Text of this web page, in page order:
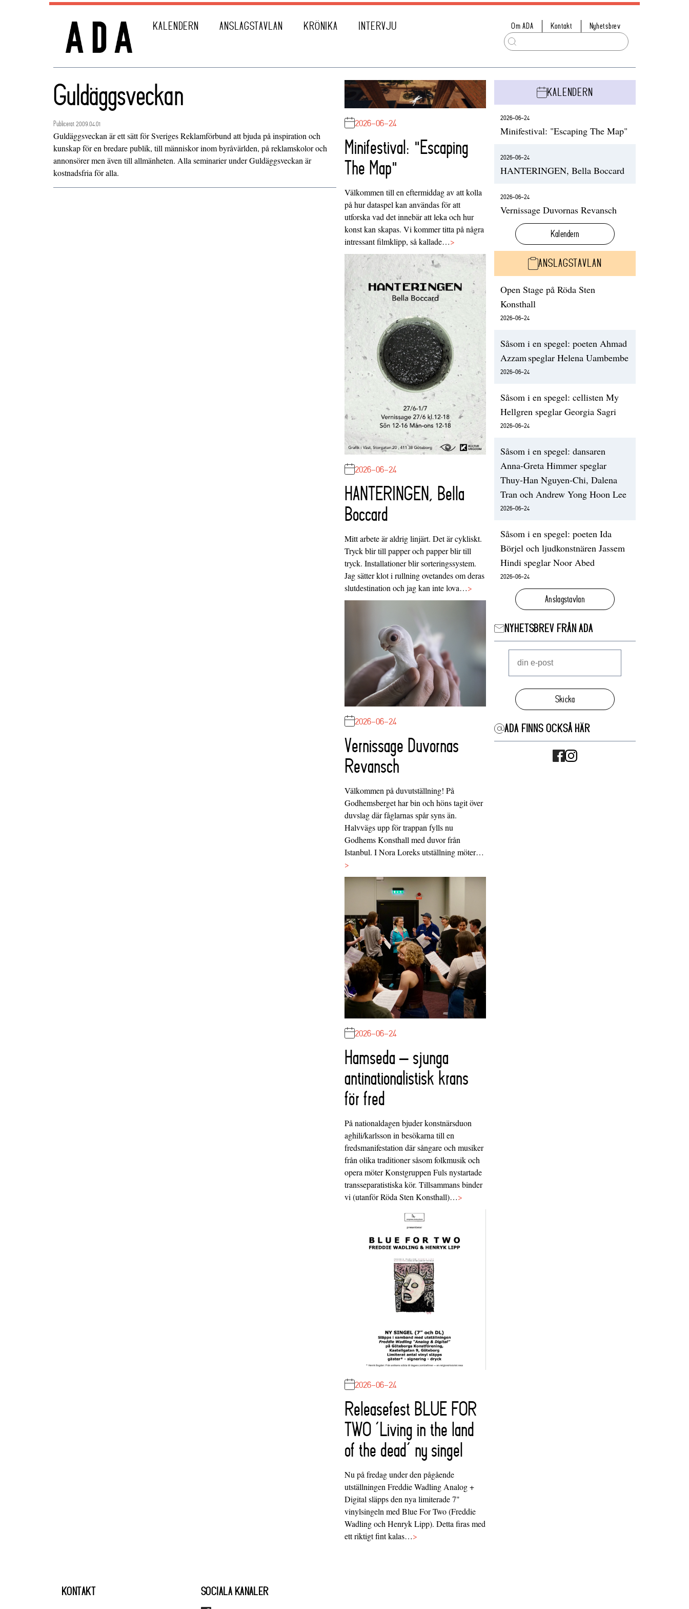
KALENDERN ANSLAGSTAVLAN KRÖNIKA INTERVJU Om ADA Kontakt Nyhetsbrev
Guldäggsveckan
Publicerat 2009.04.01
Guldäggsveckan är ett sätt för Sveriges Reklamförbund att bjuda på inspiration och
kunskap för en bredare publik, till människor inom byråvärlden, på reklamskolor och
annonsörer men även till allmänheten. Alla seminarier under Guldäggsveckan är
kostnadsfria för alla.
2026-06-24
Minifestival: "Escaping
The Map"
Välkommen till en eftermiddag av att kolla
på hur dataspel kan användas för att
utforska vad det innebär att leka och hur
konst kan skapas. Vi kommer titta på några
intressant filmklipp, så kallade…>
2026-06-24
HANTERINGEN, Bella
Boccard
Mitt arbete är aldrig linjärt. Det är cykliskt.
Tryck blir till papper och papper blir till
tryck. Installationer blir sorteringssystem.
Jag sätter klot i rullning ovetandes om deras
slutdestination och jag kan inte lova…>
2026-06-24
Vernissage Duvornas
Revansch
Välkommen på duvutställning! På
Godhemsberget har bin och höns tagit över
duvslag där fåglarnas spår syns än.
Halvvägs upp för trappan fylls nu
Godhems Konsthall med duvor från
Istanbul. I Nora Loreks utställning möter…
>
2026-06-24
Hamseda – sjunga
antinationalistisk krans
för fred
På nationaldagen bjuder konstnärsduon
aghili/karlsson in besökarna till en
fredsmanifestation där sångare och musiker
från olika traditioner såsom folkmusik och
opera möter Konstgruppen Fuls nystartade
transseparatistiska kör. Tillsammans binder
vi (utanför Röda Sten Konsthall)…>
2026-06-24
Releasefest BLUE FOR
TWO ‘Living in the land
of the dead’ ny singel
Nu på fredag under den pågående
utställningen Freddie Wadling Analog +
Digital släpps den nya limiterade 7"
vinylsingeln med Blue For Two (Freddie
Wadling och Henryk Lipp). Detta firas med
ett riktigt fint kalas…>
KALENDERN
2026-06-24
Minifestival: "Escaping The Map"
2026-06-24
HANTERINGEN, Bella Boccard
2026-06-24
Vernissage Duvornas Revansch
Kalendern
ANSLAGSTAVLAN
Open Stage på Röda Sten
Konsthall
2026-06-24
Såsom i en spegel: poeten Ahmad
Azzam speglar Helena Uambembe
2026-06-24
Såsom i en spegel: cellisten My
Hellgren speglar Georgia Sagri
2026-06-24
Såsom i en spegel: dansaren
Anna-Greta Himmer speglar
Thuy-Han Nguyen-Chi, Dalena
Tran och Andrew Yong Hoon Lee
2026-06-24
Såsom i en spegel: poeten Ida
Börjel och ljudkonstnären Jassem
Hindi speglar Noor Abed
2026-06-24
Anslagstavlan
NYHETSBREV FRÅN ADA
Skicka
ADA FINNS OCKSÅ HÄR
KONTAKT SOCIALA KANALER